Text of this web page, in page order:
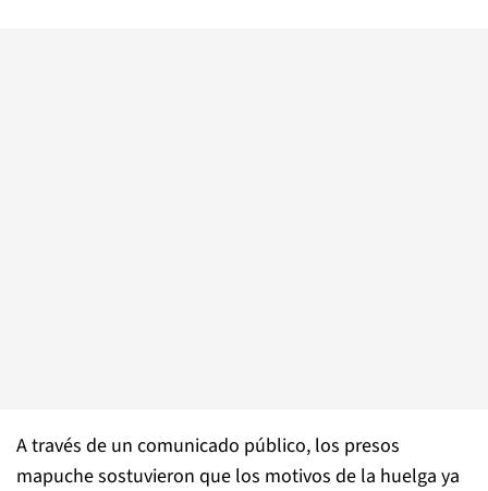
A través de un comunicado público, los presos
mapuche sostuvieron que los motivos de la huelga ya